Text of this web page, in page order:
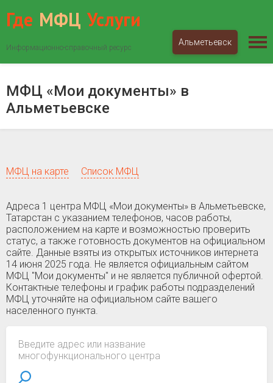
Где МФЦ Услуги
Информационно-справочный ресурс
Альметьевск
Татарстан Альметьевск
МФЦ «Мои документы» в
Альметьевске
МФЦ на карте Список МФЦ
Адреса 1 центра МФЦ «Мои документы» в Альметьевске,
Татарстан c указанием телефонов, часов работы,
расположением на карте и возможностью проверить
статус, а также готовность документов на официальном
сайте. Данные взяты из открытых источников интернета
14 июня 2025 года. Не является официальным сайтом
МФЦ "Мои документы" и не является публичной офертой.
Контактные телефоны и график работы подразделений
МФЦ уточняйте на официальном сайте вашего
населенного пункта.
Введите адрес или название
многофункционального центра